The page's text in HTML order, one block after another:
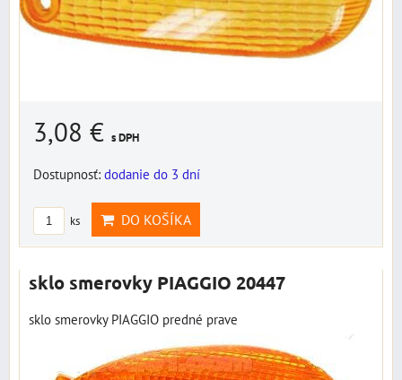
3,08 € s DPH
Dostupnosť: dodanie do 3 dní
ks DO KOŠÍKA
sklo smerovky PIAGGIO 20447
sklo smerovky PIAGGIO predné prave